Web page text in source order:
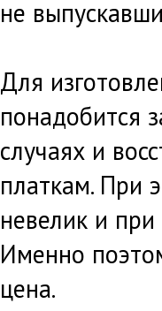
не
Для
понадобится
случаях и
платкам. При
невелик и
Именно
цена.